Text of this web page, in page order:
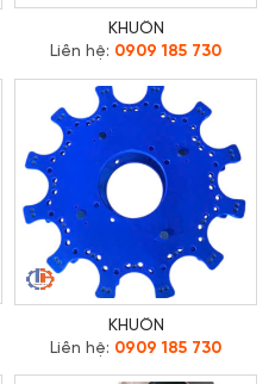
KHUÔN
Liên hệ: 0909 185 730
KHUÔN
Liên hệ: 0909 185 730